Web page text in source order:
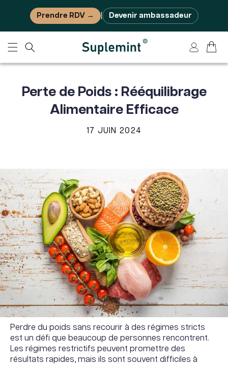
Ignorer et passer au contenu
Prendre RDV → | Devenir ambassadeur
Panier
Perte de Poids : Rééquilibrage
Alimentaire Efficace
17 JUIN 2024
Perdre du poids sans recourir à des régimes stricts
est un défi que beaucoup de personnes rencontrent.
Les régimes restrictifs peuvent promettre des
résultats rapides, mais ils sont souvent difficiles à